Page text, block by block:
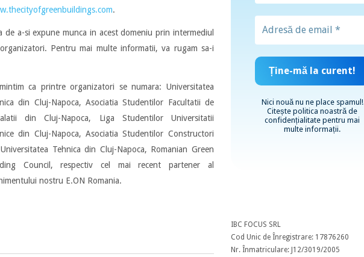
.
de a-si expune munca in acest domeniu prin intermediul
Pentru mai multe informatii, va rugam sa-i
ca printre organizatori se numara: Universitatea
din Cluj-Napoca, Asociatia Studentilor Facultatii de
din Cluj-Napoca, Liga Studentilor Universitatii
din Cluj-Napoca, Asociatia Studentilor Constructori
Tehnica din Cluj-Napoca, Romanian Green
Council, respectiv cel mai recent partener al
nostru E.ON Romania.
Nici nouă nu ne place spamul!
Citește politica noastră de
confidențialitate pentru mai
multe informații.
IBC FOCUS SRL
Cod Unic de Înregistrare: 17876260
Nr. Înmatriculare: J12/3019/2005